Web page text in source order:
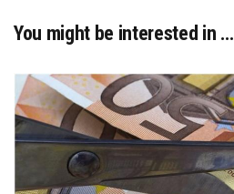
You might be interested in …